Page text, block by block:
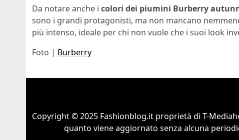
Da notare anche i colori dei piumini Burberry
sono i grandi protagonisti, ma non mancano
più intenso, ideale per chi non vuole che i suoi look
Foto | Burberry
Copyright © 2025 Fashionblog.it proprietà di T-
quanto viene aggiornato senza alcuna